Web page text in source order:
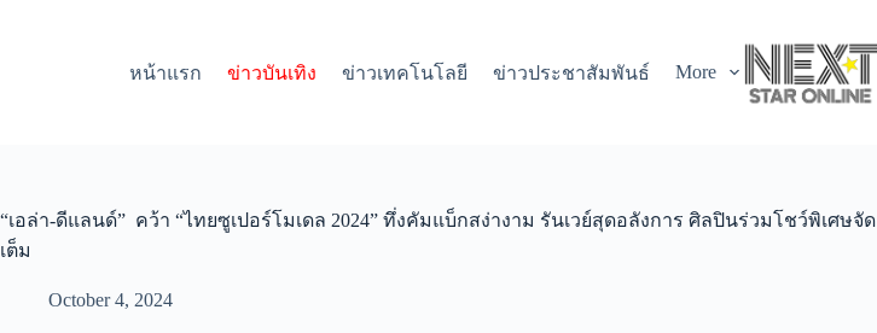
t
n
หน้าแรก ข่าวบันเทิง ข่าวเทคโนโลยี ข่าวประชาสัมพันธ์ More
“เอล่า-ดีแลนด์” คว้า “ไทยซูเปอร์โมเดล 2024” ทึ่งคัมแบ็กสง่างาม รันเวย์สุดอลังการ ศิลปินร่วมโชว์พิเศษจัด
เต็ม
October 4, 2024